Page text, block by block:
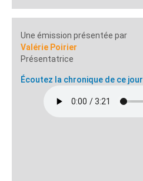
Une émission présentée par
Valérie Poirier
Présentatrice
Écoutez la chronique de ce jour